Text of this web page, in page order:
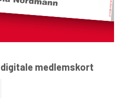
digitale medlemskort